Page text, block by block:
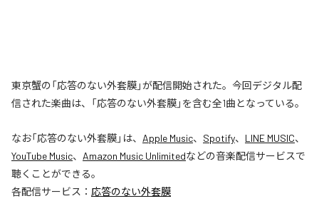
東京蟹の「応答のない外套膜」が配信開始された。今回デジタル配
信された楽曲は、「応答のない外套膜」を含む全1曲となっている。
なお「応答のない外套膜」は、 Apple Music、 Spotify、 LINE MUSIC、
YouTube Music、 Amazon Music Unlimitedなどの音楽配信サービスで
聴くことができる。
各配信サービス： 応答のない外套膜